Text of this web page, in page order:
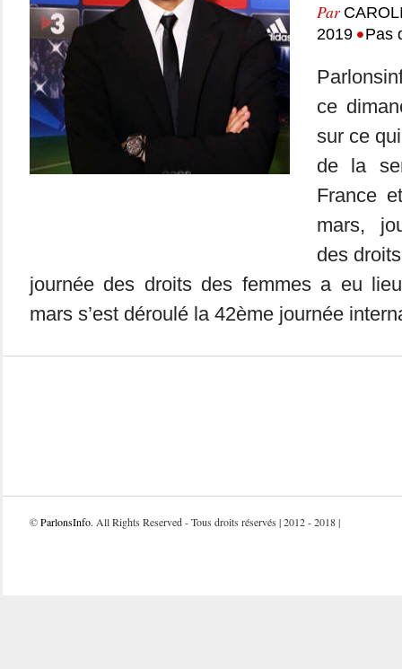
Par
2019 •Pas
ce
sur ce
de la
France
mars,
des
journée des droits des femmes a eu
mars s’est déroulé la 42ème journée
©ParlonsInfo. All Rights Reserved - Tous droits réservés | 2012 - 2018 |